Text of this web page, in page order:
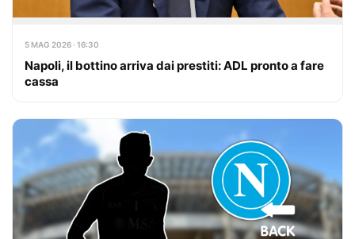
5 MAG 2026 · 16:30
Napoli, il bottino arriva dai prestiti: ADL pronto a fare
cassa